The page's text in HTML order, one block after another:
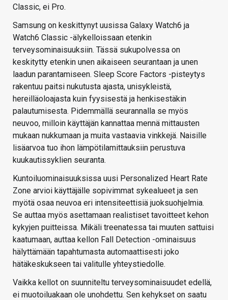
Classic, ei Pro.
Samsung on keskittynyt uusissa Galaxy Watch6 ja
Watch6 Classic -älykelloissaan etenkin
terveysominaisuuksiin. Tässä sukupolvessa on
keskitytty etenkin unen aikaiseen seurantaan ja unen
laadun parantamiseen. Sleep Score Factors -pisteytys
rakentuu paitsi nukutusta ajasta, unisykleistä,
hereilläoloajasta kuin fyysisestä ja henkisestäkin
palautumisesta. Pidemmällä seurannalla se myös
neuvoo, milloin käyttäjän kannattaa mennä mittausten
mukaan nukkumaan ja muita vastaavia vinkkejä. Naisille
lisäarvoa tuo ihon lämpötilamittauksiin perustuva
kuukautissyklien seuranta.
Kuntoiluominaisuuksissa uusi Personalized Heart Rate
Zone arvioi käyttäjälle sopivimmat sykealueet ja sen
myötä osaa neuvoa eri intensiteettisiä juoksuohjelmia.
Se auttaa myös asettamaan realistiset tavoitteet kehon
kykyjen puitteissa. Mikäli treenatessa tai muuten sattuisi
kaatumaan, auttaa kellon Fall Detection -ominaisuus
hälyttämään tapahtumasta automaattisesti joko
hätäkeskukseen tai valitulle yhteystiedolle.
Vaikka kellot on suunniteltu terveysominaisuudet edellä,
ei muotoiluakaan ole unohdettu. Sen kehykset on saatu